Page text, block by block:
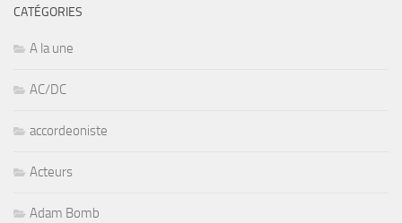
CATÉGORIES
A la une
AC/DC
accordeoniste
Acteurs
Adam Bomb